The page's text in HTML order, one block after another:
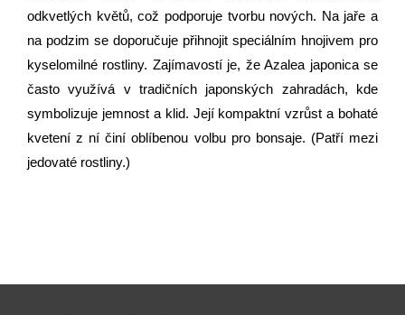
odkvetlých květů, což podporuje tvorbu nových. Na jaře a
na podzim se doporučuje přihnojit speciálním hnojivem pro
kyselomilné rostliny. Zajímavostí je, že Azalea japonica se
často využívá v tradičních japonských zahradách, kde
symbolizuje jemnost a klid. Její kompaktní vzrůst a bohaté
kvetení z ní činí oblíbenou volbu pro bonsaje. (Patří mezi
jedovaté rostliny.)